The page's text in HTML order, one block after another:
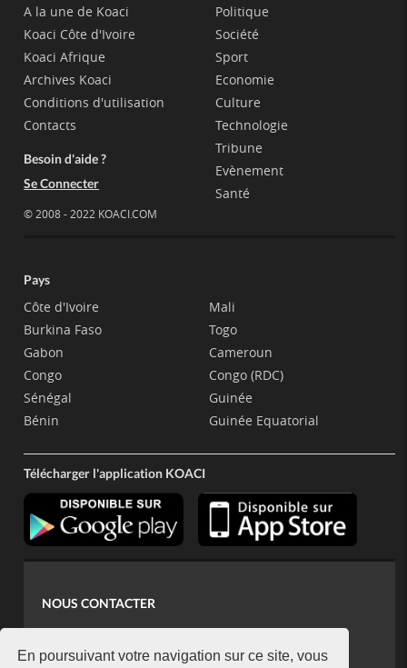
En poursuivant votre navigation sur ce site, vous
A la une de Koaci
Koaci Côte d'Ivoire
Koaci Afrique
Archives Koaci
Conditions d'utilisation
Contacts
Besoin d'aide ?
Se Connecter
© 2008 - 2022 KOACI.COM
Politique
Société
Sport
Economie
Culture
Technologie
Tribune
Evènement
Santé
Pays
Côte d'Ivoire
Burkina Faso
Gabon
Congo
Sénégal
Bénin
Mali
Togo
Cameroun
Congo (RDC)
Guinée
Guinée Equatorial
Télécharger l'application KOACI
NOUS CONTACTER
koaci@yahoo.fr